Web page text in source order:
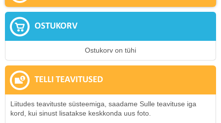
OSTUKORV
Ostukorv on tühi
TELLI TEAVITUSED
Liitudes teavituste süsteemiga, saadame Sulle teavituse iga
kord, kui sinust lisatakse keskkonda uus foto.